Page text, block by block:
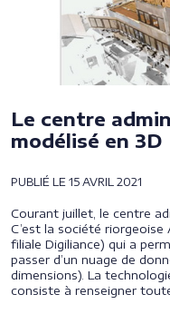
Le centre
modélisé en 3D
PUBLIÉ LE 15 AVRIL 2021
Courant juillet, le centre
C’est la société riorgeoise
filiale Digiliance) qui a
passer d’un nuage de
dimensions). La
consiste à renseigner